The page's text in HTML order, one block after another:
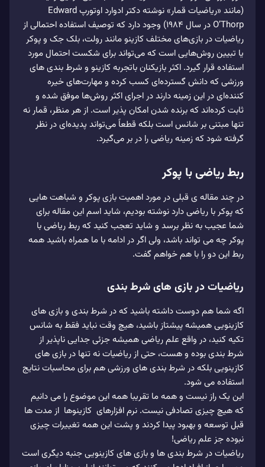
(مانند «ریاضیات قمار» نوشته دکتر ادوارد اوتورپ Edward
O’Thorp در سال 1984) وجود دارد که توصیف استفاده ‌احتمالی از
ریاضیات در بازی‌های مختلف کازینو مانند رولت، بلک جک و پوکر
یا تبیین روش‌هایی است که می‌‌تواند برای شکست احتمال مورد
استفاده قرار گیرد. اکثر بازیکنان باتجربه کازینو و شرط بندی های
ورزشی که دانش گسترده‌ای کسب کرده و مهارت‌های خیره
کننده‌ای در این زمینه دارند در اجرای اکثر روش‌ها موفق شده‌ و
ثابت کرده‌اند که برنده شدن امکان پذیر است. از هر منظر، قمار نه
تنها مبتنی بر شانس است بلکه قطعاً می‌‌تواند پدیده‌ای در نظر
گرفته شود که زمینه ریاضی را در بر می‌‌گیرد.
ربط ریاضی با پوکر
در چند مقاله ی قبلی در مورد اهمیت بازی پوکر و شباهت هایی
که پوکر با ریاضی دارد نوشته بودیم، شاید اسم این مقاله برای
شما عجیب به نظر برسد و شاید تعجب کنید که ربط ریاضی با
پوکر چه می تواند باشد، ولی اگر در ادامه با ما همراه باشید همه
ربط این دو را با هم خواهم گفت.
ریاضیات در بازی های شرط بندی
اگه شما هم دوست داشته باشید که در شرط بندی و بازی های
کازینویی همیشه پیشتاز باشید، هیچ وقت نباید فقط به شانس
تکیه کنید، در واقع علم ریاضی همیشه جزئی جدایی ناپذیر از
شرط بندی بوده و هست، حتی از ریاضیات نه تنها در بازی های
کازینویی بلکه در شرط بندی های ورزشی هم برای محاسبات نتایج
استفاده می شود.
این یک راز نیست و همه ما تقریبا همه این موضوع را می دانیم
که هیچ چیزی تصادفی نیست. نرم افزارهای کازینوها از مدت ها
قبل توسعه و بهبود پیدا کردند و پشت این همه تغییرات چیزی
نبوده جز علم ریاضی!
ریاضیات در شرط بندی ها و بازی های کازینویی جنبه دیگری است